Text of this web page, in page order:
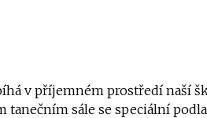
v příjemném prostředí naší
tanečním sále se speciální